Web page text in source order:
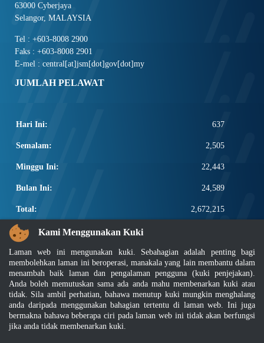
63000 Cyberjaya
Selangor, MALAYSIA
Tel : +603-8008 2900
Faks : +603-8008 2901
E-mel : central[at]jsm[dot]gov[dot]my
JUMLAH PELAWAT
Hari Ini: 637
Semalam: 2,505
Minggu Ini: 22,443
Bulan Ini: 24,589
Total: 2,672,215
PAUTAN POPULAR
Elektroteknikal, ICT dan Pembinaan
Other Notification Search
Regular Notification Search
Notification Subscription
Pengurusan Perniagaan dan Keselamatan Pekerjaan
Kami Menggunakan Kuki
Laman web ini mengunakan kuki. Sebahagian adalah penting bagi
membolehkan laman ini beroperasi, manakala yang lain membantu dalam
menambah baik laman dan pengalaman pengguna (kuki penjejakan).
Anda boleh memutuskan sama ada anda mahu membenarkan kuki atau
tidak. Sila ambil perhatian, bahawa menutup kuki mungkin menghalang
anda daripada menggunakan bahagian tertentu di laman web. Ini juga
bermakna bahawa beberapa ciri pada laman web ini tidak akan berfungsi
jika anda tidak membenarkan kuki.